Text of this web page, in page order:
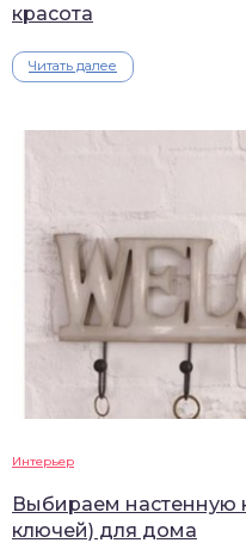
красота
Читать далее
Интерьер
Выбираем настенную
ключей) для дома